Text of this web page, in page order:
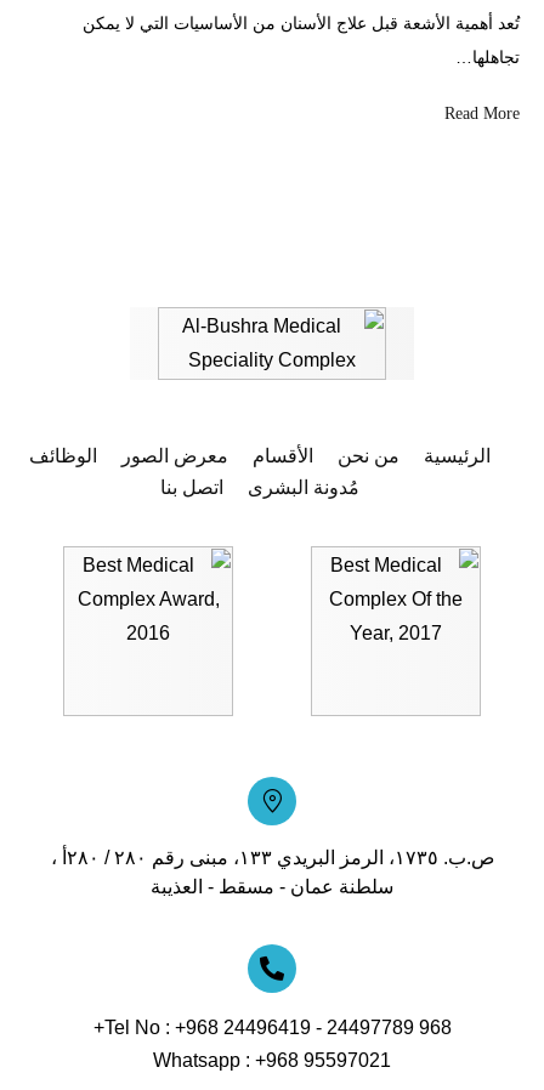
تُعد أهمية الأشعة قبل علاج الأسنان من الأساسيات التي لا يمكن
تجاهلها…
Read More
الرئيسية من نحن الأقسام معرض الصور
الوظائف
مُدونة البشرى
اتصل بنا
ص.ب. ١٧٣٥، الرمز البريدي ١٣٣، مبنى رقم ٢٨٠ / ٢٨٠أ ،
سلطنة عمان - مسقط - العذيبة
Tel No : +968 24496419 -24497789 968+
Whatsapp : +968 95597021